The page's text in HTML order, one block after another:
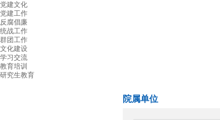
党建文化
党建工作
反腐倡廉
统战工作
群团工作
文化建设
学习交流
教育培训
研究生教育
院属单位